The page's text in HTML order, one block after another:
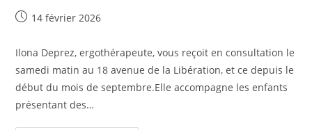
14 février 2026
Ilona Deprez, ergothérapeute, vous reçoit en consultation le
samedi matin au 18 avenue de la Libération, et ce depuis le
début du mois de septembre.Elle accompagne les enfants
présentant des…